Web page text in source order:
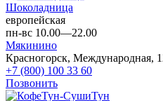
Шоколадница
европейская
пн-вс 10.00—22.00
Мякинино
Красногорск, Международная,
+7 (800) 100 33 60
Позвонить